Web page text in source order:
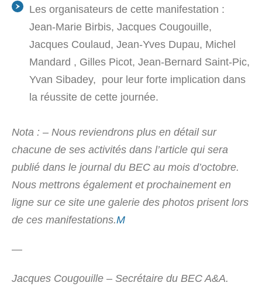
Les organisateurs de cette manifestation :
Jean-Marie Birbis, Jacques Cougouille,
Jacques Coulaud, Jean-Yves Dupau, Michel
Mandard , Gilles Picot, Jean-Bernard Saint-Pic,
Yvan Sibadey, pour leur forte implication dans
la réussite de cette journée.
Nota : – Nous reviendrons plus en détail sur
chacune de ses activités dans l’article qui sera
publié dans le journal du BEC au mois d’octobre.
Nous mettrons également et prochainement en
ligne sur ce site une galerie des photos prisent lors
de ces manifestations.M
—
Jacques Cougouille – Secrétaire du BEC A&A.